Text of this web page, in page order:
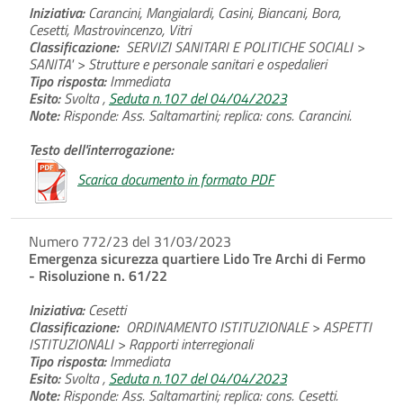
Iniziativa:Carancini, Mangialardi, Casini, Biancani, Bora,
Cesetti, Mastrovincenzo, Vitri
Classificazione: SERVIZI SANITARI E POLITICHE SOCIALI >
SANITA' > Strutture e personale sanitari e ospedalieri
Tipo risposta:Immediata
Esito:Svolta , Seduta n.107 del 04/04/2023
Note:Risponde: Ass. Saltamartini; replica: cons. Carancini.
Testo dell'interrogazione:
Scarica documento in formato PDF
Numero 772/23 del 31/03/2023
Emergenza sicurezza quartiere Lido Tre Archi di Fermo
- Risoluzione n. 61/22
Iniziativa:Cesetti
Classificazione: ORDINAMENTO ISTITUZIONALE > ASPETTI
ISTITUZIONALI > Rapporti interregionali
Tipo risposta:Immediata
Esito:Svolta , Seduta n.107 del 04/04/2023
Note:Risponde: Ass. Saltamartini; replica: cons. Cesetti.